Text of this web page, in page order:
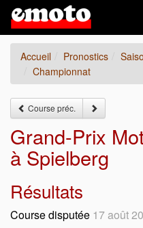
Accueil Pronostics
Championnat
Course préc.
Grand-Prix
à Spielberg
Résultats
Course disputée 17 août